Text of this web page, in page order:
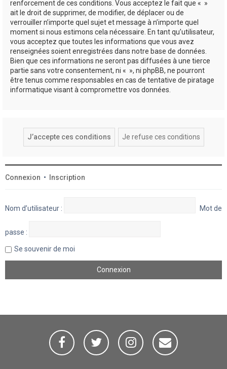
renforcement de ces conditions. Vous acceptez le fait que « »
ait le droit de supprimer, de modifier, de déplacer ou de
verrouiller n’importe quel sujet et message à n’importe quel
moment si nous estimons cela nécessaire. En tant qu’utilisateur,
vous acceptez que toutes les informations que vous avez
renseignées soient enregistrées dans notre base de données.
Bien que ces informations ne seront pas diffusées à une tierce
partie sans votre consentement, ni « », ni phpBB, ne pourront
être tenus comme responsables en cas de tentative de piratage
informatique visant à compromettre vos données.
Connexion • Inscription
Nom d’utilisateur : Mot de
passe :
Se souvenir de moi